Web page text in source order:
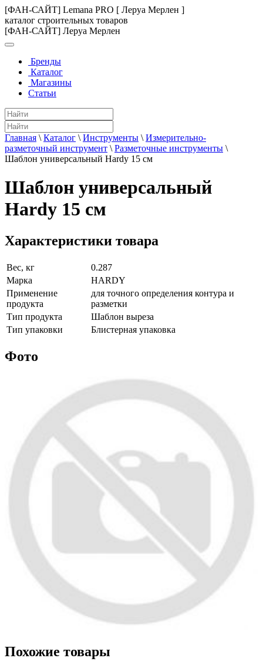
[ФАН-САЙТ] Lemana PRO [ Леруа Мерлен ]
каталог строительных товаров
[ФАН-САЙТ] Леруа Мерлен
Бренды
Каталог
Магазины
Статьи
Главная \ Каталог \ Инструменты \ Измерительно-
разметочный инструмент \ Разметочные инструменты \
Шаблон универсальный Hardy 15 см
Шаблон универсальный
Hardy 15 см
Характеристики товара
Вес, кг
0.287
Марка
HARDY
Применение
продукта
для точного определения контура и
разметки
Тип продукта
Шаблон выреза
Тип упаковки
Блистерная упаковка
Фото
Похожие товары